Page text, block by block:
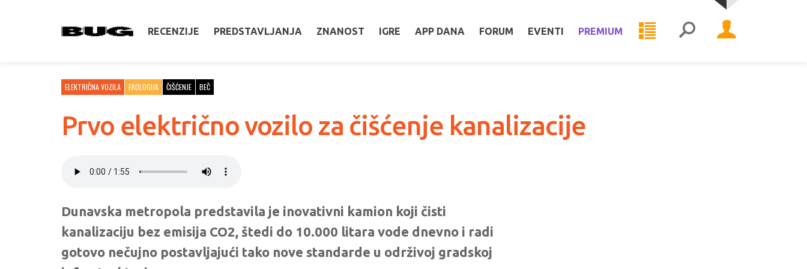
RECENZIJE PREDSTAVLJANJA ZNANOST IGRE APP DANA FORUM EVENTI PREMIUM
ELEKTRIČNA VOZILA EKOLOGIJA ČIŠĆENJE BEČ
Prvo električno vozilo za čišćenje kanalizacije
Dunavska metropola predstavila je inovativni kamion koji čisti
kanalizaciju bez emisija CO2, štedi do 10.000 litara vode dnevno i radi
gotovo nečujno postavljajući tako nove standarde u održivoj gradskoj